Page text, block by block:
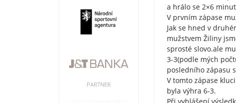
PARTNER
a hrálo se 2×6
V prvním zápase
Jak se hned v
mužstvem Žiliny
sprosté slovo.ale
3-3(podle mých
posledního zápasu
V tomto zápase
byla výhra 6-3.